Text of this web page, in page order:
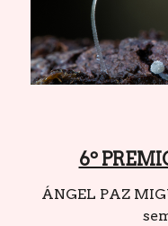
6º
ÁNGEL PAZ